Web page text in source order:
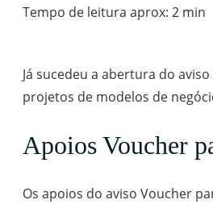
Tempo de leitura aprox: 2 min
Já sucedeu a abertura do
projetos de modelos de
Apoios Voucher
Os apoios do aviso Voucher